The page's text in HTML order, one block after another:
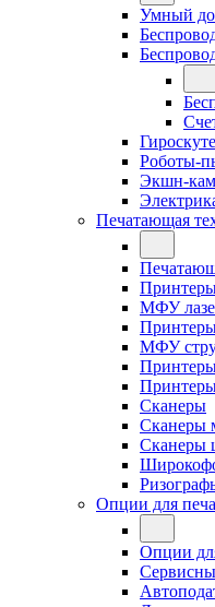
Умный
Роботы-
Экшн-
Печатающая
МФУ
МФУ
Сканеры
Сканеры
Сканеры
Опции для
Опции